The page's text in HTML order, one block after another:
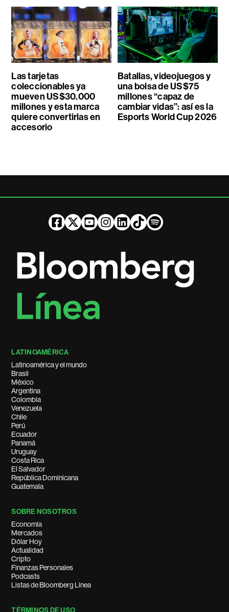
Las tarjetas
coleccionables ya
mueven US$30.000
millones y esta marca
quiere convertirlas en
accesorio
Batallas, videojuegos y
una bolsa de US$75
millones “capaz de
cambiar vidas”: así es la
Esports World Cup 2026
LATINOAMÉRICA
Latinoamérica y el mundo
Brasil
México
Argentina
Colombia
Venezuela
Chile
Perú
Ecuador
Panamá
Uruguay
Costa Rica
El Salvador
República Dominicana
Guatemala
SOBRE NOSOTROS
Economía
Mercados
Dólar Hoy
Actualidad
Cripto
Finanzas Personales
Podcasts
Listas de Bloomberg Línea
TÉRMINOS DE USO